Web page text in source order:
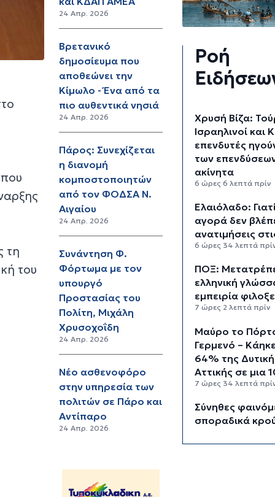
τη
του
24 Απρ. 2026
Βρετανικό
δημοσίευμα που
αποθεώνει την
Κίμωλο - Ένα από τα
πιο αυθεντικά νησιά
24 Απρ. 2026
Πάρος: Συνεχίζεται
η διανομή
κομποστοποιητών
από τον ΦΟΔΣΑ Ν.
Αιγαίου
24 Απρ. 2026
Συνάντηση Φ.
Φόρτωμα με τον
υπουργό
Προστασίας του
Πολίτη, Μιχάλη
Χρυσοχοΐδη
24 Απρ. 2026
Νέο ασθενοφόρο
στην υπηρεσία των
πολιτών σε Πάρο και
Αντίπαρο
24 Απρ. 2026
Ροή
Χρυσή Βίζα:
Ισραηλινοί και
επενδυτές
των
ακίνητα
6 ώρες 6 λεπτά πρίν
Ελαιόλαδο:
αγορά δεν
ανατιμήσεις
6 ώρες 34 λεπτά
ΠΟΞ:
ελληνική
εμπειρία
7 ώρες 2 λεπτά πρίν
Μαύρο το
Γερμενό –
64% της
Αττικής σε μια
7 ώρες 34 λεπτά
Σύνηθες
σποραδικά
τουριστικούς